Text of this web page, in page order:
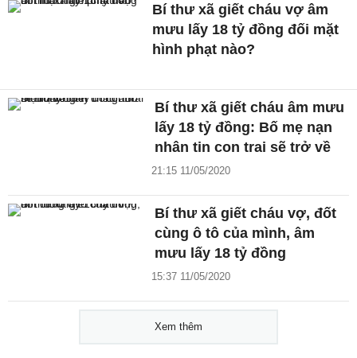
Bí thư xã giết cháu vợ âm
mưu lấy 18 tỷ đồng đối mặt
hình phạt nào?
Bí thư xã giết cháu âm mưu
lấy 18 tỷ đồng: Bố mẹ nạn
nhân tin con trai sẽ trở về
21:15 11/05/2020
Bí thư xã giết cháu vợ, đốt
cùng ô tô của mình, âm
mưu lấy 18 tỷ đồng
15:37 11/05/2020
Xem thêm